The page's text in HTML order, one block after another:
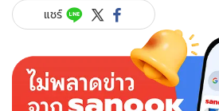
แชร์